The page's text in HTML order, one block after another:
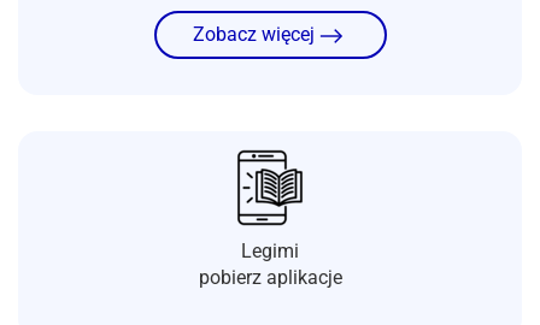
Zobacz więcej
Legimi
pobierz aplikacje